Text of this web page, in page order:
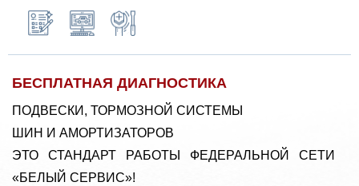
БЕСПЛАТНАЯ ДИАГНОСТИКА
ПОДВЕСКИ, ТОРМОЗНОЙ СИСТЕМЫ
ШИН И АМОРТИЗАТОРОВ
ЭТО СТАНДАРТ РАБОТЫ ФЕДЕРАЛЬНОЙ СЕТИ
«БЕЛЫЙ СЕРВИС»!